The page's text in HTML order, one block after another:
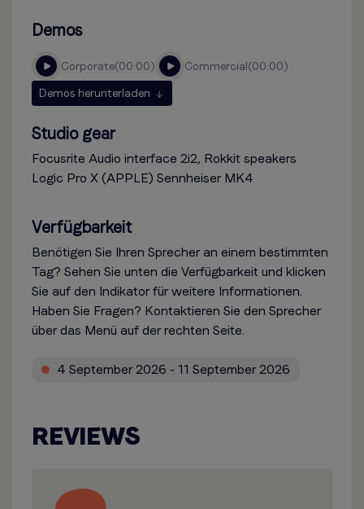
Demos
corporate 00:00 commercial 00:00
Demos herunterladen
Studio gear
Focusrite Audio interface 2i2, Rokkit speakers
Logic Pro X (APPLE) Sennheiser MK4
Verfügbarkeit
Benötigen Sie Ihren Sprecher an einem bestimmten
Tag? Sehen Sie unten die Verfügbarkeit und klicken
Sie auf den Indikator für weitere Informationen.
Haben Sie Fragen? Kontaktieren Sie den Sprecher
über das Menü auf der rechten Seite.
4 September 2026 - 11 September 2026
REVIEWS